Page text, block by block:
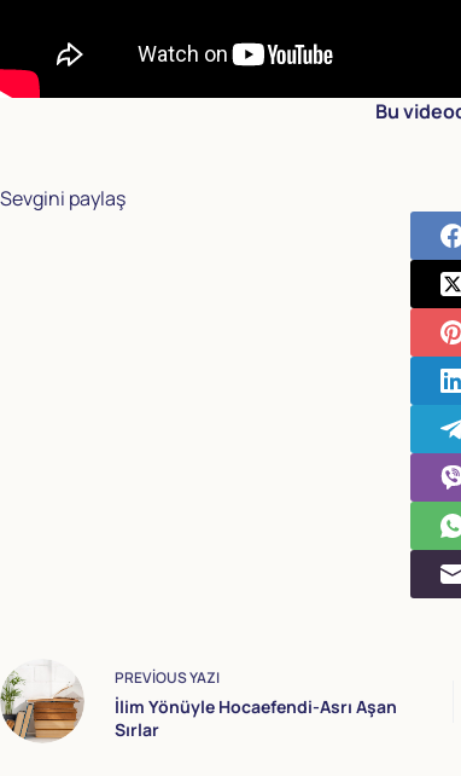
Bu
Sevgini paylaş
PREVIOUSYAZI
İlim Yönüyle Hocaefendi-Asrı Aşan
Sırlar